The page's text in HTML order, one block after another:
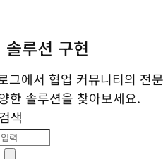
루션 구현
그에서 협업 커뮤니티의 전문
한 솔루션을 찾아보세요.
검색